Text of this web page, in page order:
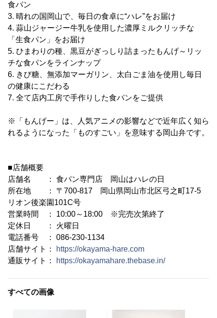
食パン
3. 晴れの国岡山で、毎日の食卓に“ハレ”をお届け
4. 蒜山ジャージー牛乳を使用した濃厚ミルクリッチな
「生食パン」をお届け
5. ひまわりの種、黒豆がぎっしり詰まったもんげ～リッ
チな食パンをラインナップ
6. きび糖、無添加マーガリン、太白ごま油を使用し毎日
の健康にこだわる
7. 全て店内工房で手作りした食パンをご提供
※「もんげー」は、人気アニメの影響などで近年広く知ら
れるようになった「ものすごい」を意味する岡山弁です。
■店舗概要
店舗名 ： 食パン専門店 岡山はハレの日
所在地 ： 〒700-817 岡山県岡山市北区弓之町17-5
リオン後楽園101C号
営業時間 ： 10:00～18:00 ※完売次第終了
定休日 ： 火曜日
電話番号 ： 086-230-1134
店舗サイト：
https://okayama-hare.com
通販サイト：
https://okayamahare.thebase.in/
すべての画像